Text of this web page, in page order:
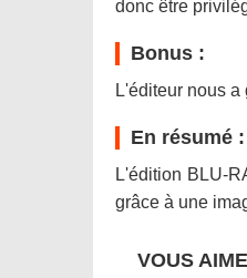
donc être
Bonus :
L'éditeur nous
En résumé :
L'édition BLU-
grâce à une
VOUS